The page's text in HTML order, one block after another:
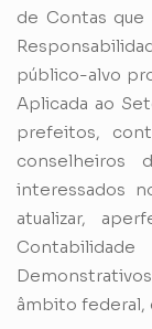
de Contas
público-alvo
Aplicada ao
prefeitos,
conselheiros
interessados
atualizar,
âmbito federal,